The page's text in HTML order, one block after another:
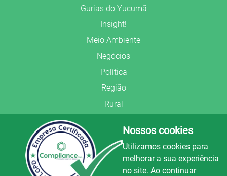
Gurias do Yucumã
Insight!
Meio Ambiente
Negócios
Política
Região
Rural
Segurança Pública
União Frederiquense
Nossos cookies
Utilizamos cookies para
melhorar a sua experiência
no site. Ao continuar